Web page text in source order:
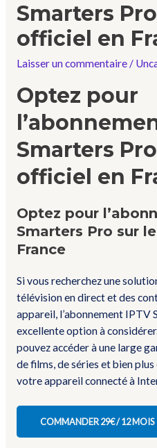
Smarters
officiel en
Laisser un commentaire /
Optez pour
Smarters
officiel en
Optez pour
Smarters Pro sur
France
Si vous recherchez une
télévision en direct et des
appareil, l’abonnement IPTV
excellente option à
pouvez accéder à une large
de films, de séries et bien
votre appareil connecté à
COMMANDER 29€ / 12 MOIS